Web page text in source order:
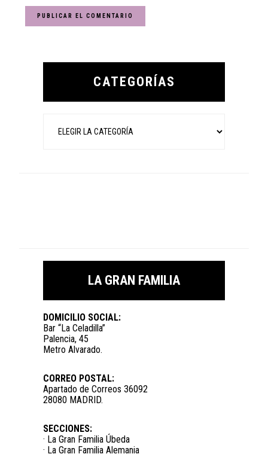
Primary
CATEGORÍAS
LA GRAN FAMILIA
DOMICILIO SOCIAL:
Bar “La Celadilla”
Palencia, 45
Metro Alvarado.
CORREO POSTAL:
Apartado de Correos 36092
28080 MADRID.
SECCIONES:
· La Gran Familia Úbeda
· La Gran Familia Alemania